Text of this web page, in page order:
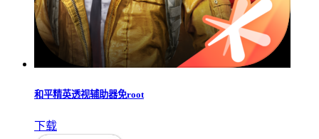
和平精英透视辅助器免root
下载